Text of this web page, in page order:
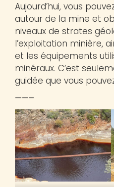
Aujourd’hui, vous
autour de la mine et
niveaux de strates
l’exploitation minière,
et les équipements
minéraux. C’est
guidée que vous
——–